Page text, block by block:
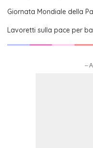
Giornata Mondiale della
Lavoretti sulla pace per
–